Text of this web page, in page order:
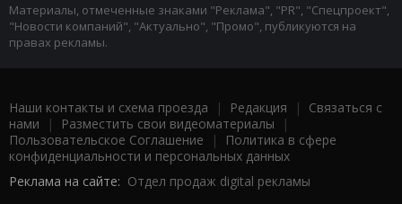
Материалы, отмеченные знаками "Реклама", "PR", "Спецпроект",
"Новости компаний", "Актуально", "Промо", публикуются на
правах рекламы.
Наши контакты и схема проезда | Редакция | Связаться с
нами | Разместить свои видеоматериалы |
Пользовательское Соглашение |
Политика в сфере
конфиденциальности и персональных данных
Реклама на сайте: Отдел продаж digital рекламы